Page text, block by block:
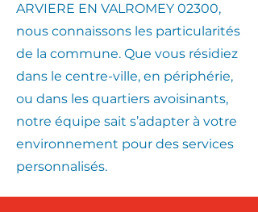
ARVIERE EN VALROMEY 02300,
nous connaissons les particularités
de la commune. Que vous résidiez
dans le centre-ville, en périphérie,
ou dans les quartiers avoisinants,
notre équipe sait s’adapter à votre
environnement pour des services
personnalisés.